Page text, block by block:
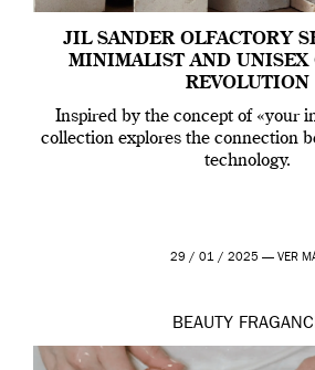
JIL SANDER OLFACTORY
MINIMALIST AND UNISEX
REVOLUTION
Inspired by the concept of «your
collection explores the connection
technology.
29 / 01 / 2025 — VER
BEAUTY